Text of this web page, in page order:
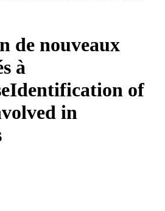
de nouveaux
à
Identification of
in